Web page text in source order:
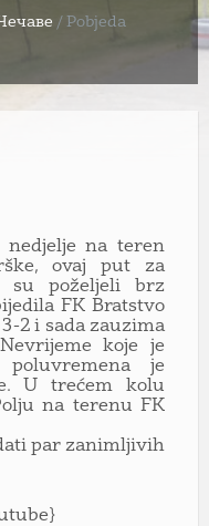
/ Pobjeda
na teren
ovaj put za
su poželjeli brz
FK Bratstvo
2 i sada zauzima
koje je
je
U trećem kolu
na terenu FK
par zanimljivih